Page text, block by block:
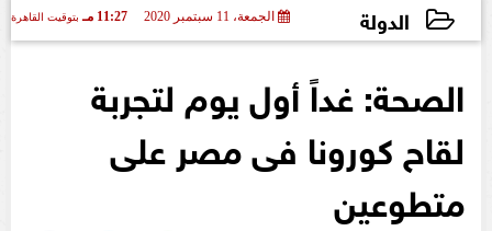
الدولة الجمعة، 11 سبتمبر 2020 11:27 مـ بتوقيت القاهرة
الصحة: غداً أول يوم لتجربة
لقاح كورونا فى مصر على
متطوعين